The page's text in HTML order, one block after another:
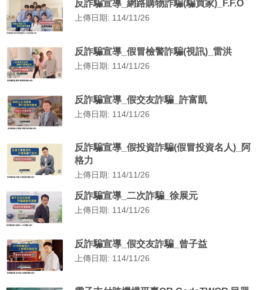
反詐騙宣導_網路購物詐騙(騙買家)_F.F.O
上傳日期: 114/11/26
反詐騙宣導_假冒檢警詐騙(視訊)_雷洪
上傳日期: 114/11/26
反詐騙宣導_假交友詐騙_許富凱
上傳日期: 114/11/26
反詐騙宣導_假投資詐騙(假冒投資名人)_阿
格力
上傳日期: 114/11/26
反詐騙宣導_二次詐騙_徐展元
上傳日期: 114/11/26
反詐騙宣導_假交友詐騙_曾子益
上傳日期: 114/11/26